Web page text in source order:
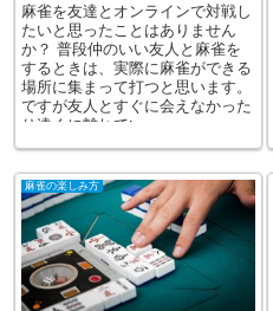
麻雀を友達とオンラインで対戦し
たいと思ったことはありません
か？ 普段仲のいい友人と麻雀を
するときは、実際に麻雀ができる
場所に集まって打つと思います。
ですが友人とすぐに会えなかった
り遠くに離れてい...
麻雀の楽しみ方